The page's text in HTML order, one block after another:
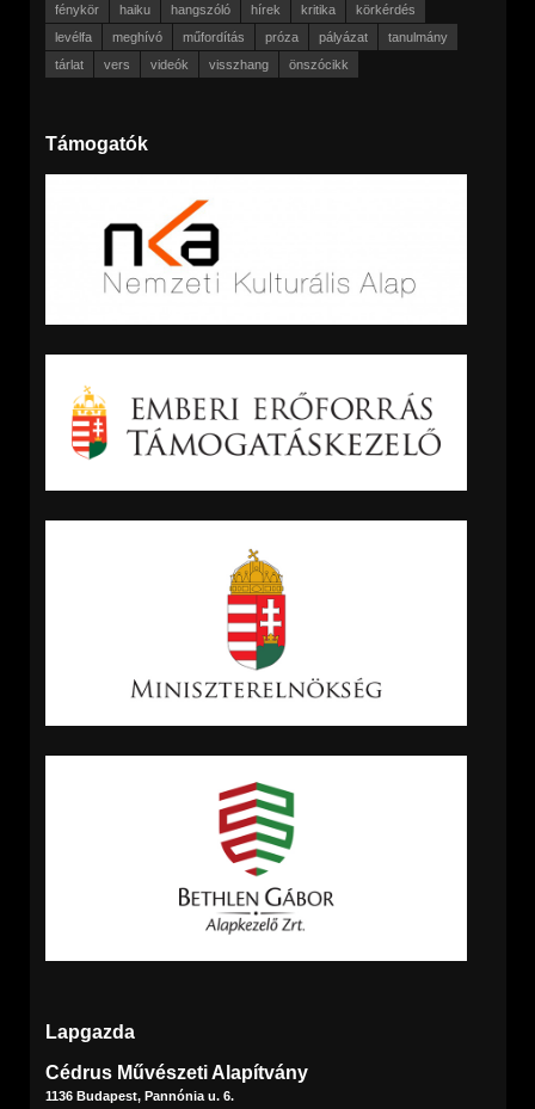
fénykör
haiku hangszóló hírek kritika
körkérdés
levélfa
meghívó műfordítás próza pályázat
tanulmány
tárlat
vers videók visszhang önszócikk
Támogatók
Lapgazda
Cédrus Művészeti Alapítvány
1136 Budapest, Pannónia u. 6.